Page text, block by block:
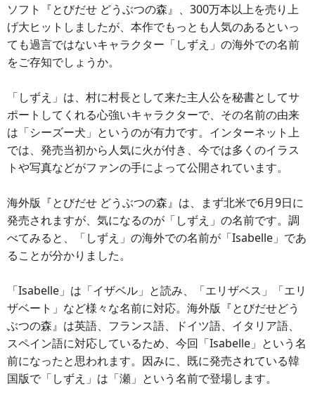
ソフト『とびだせ どうぶつの森』、300万本以上を売り上
げ大ヒットしましたが、本作でもっとも人気のあるといっ
ても過言ではないキャラクター「しずえ」の海外での名前
をご存知でしょうか。
「しずえ」は、村に村長として来た主人公を秘書としてサ
ポートしてくれる心強いキャラクターで、その名前の由来
は「シーズー犬」というのが有力です。インターネット上
では、発売当初から人気に火が付き、今では多くのイラス
トや写真などがファンの手によって公開されています。
海外版『とびだせ どうぶつの森』は、まず北米で6月9日に
発売されますが、気になるのが「しずえ」の名前です。調
べてみると、「しずえ」の海外での名前が「Isabelle」であ
ることが分かりました。
「Isabelle」は「イザベル」と読み、「エリザベス」「エリ
ザベート」など様々な名前に対応。海外版『とびだせどう
ぶつの森』は英語、フランス語、ドイツ語、イタリア語、
スペイン語に対応しているため、今回「Isabelle」という名
前になったと思われます。因みに、既に発売されている韓
国版で「しずえ」は「瀬」という名前で登場します。